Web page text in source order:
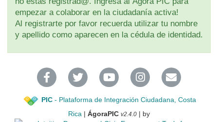
empezar a colaborar en la ciudadanía activa!
Al registrarte por favor recuerda utilizar tu nombre
y apellido como aparecen en la cédula de identidad.
PIC- Plataforma de Integración Ciudadana, Costa
Rica | ÁgoraPIC v2.4.0 | by